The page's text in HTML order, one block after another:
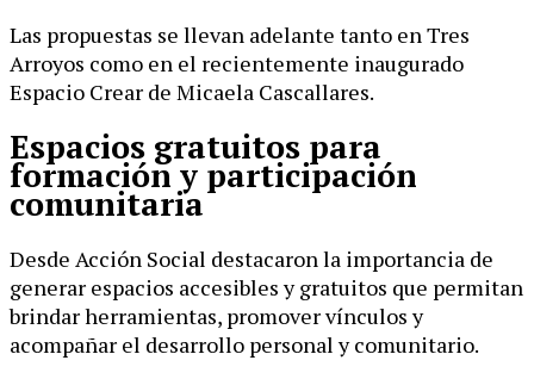
Las propuestas se llevan adelante tanto en Tres
Arroyos como en el recientemente inaugurado
Espacio Crear de Micaela Cascallares.
Espacios gratuitos para
formación y participación
comunitaria
Desde Acción Social destacaron la importancia de
generar espacios accesibles y gratuitos que permitan
brindar herramientas, promover vínculos y
acompañar el desarrollo personal y comunitario.